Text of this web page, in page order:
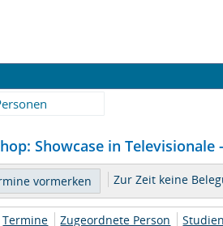
Showcase in Televisionale
Zur Zeit keine
Termine Zugeordnete Person